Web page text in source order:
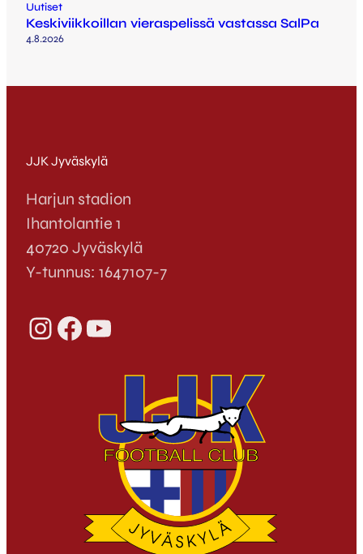
Uutiset
Keskiviikkoillan vieraspelissä vastassa SalPa
4.8.2026
JJK Jyväskylä
Harjun stadion
Ihantolantie 1
40720 Jyväskylä
Y-tunnus: 1647107-7
InstagramFacebook YouTube